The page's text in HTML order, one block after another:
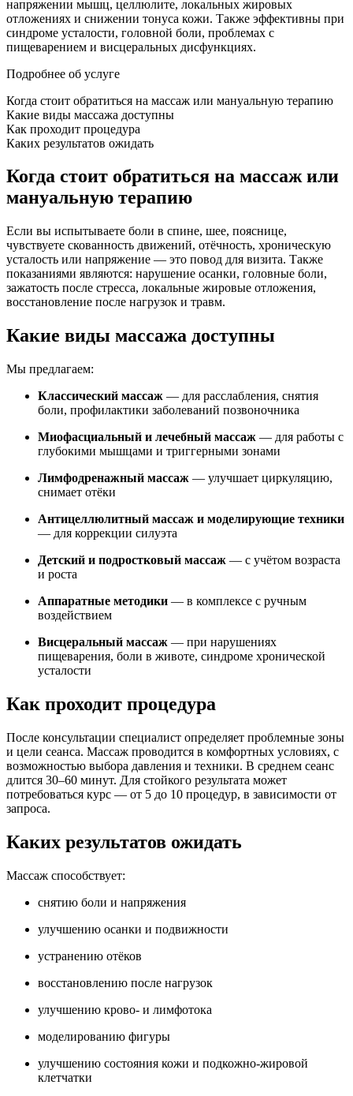
напряжении мышц, целлюлите, локальных жировых
отложениях и снижении тонуса кожи. Также эффективны при
синдроме усталости, головной боли, проблемах с
пищеварением и висцеральных дисфункциях.
Подробнее об услуге
Когда стоит обратиться на массаж или мануальную терапию
Какие виды массажа доступны
Как проходит процедура
Каких результатов ожидать
Когда стоит обратиться на массаж или
мануальную терапию
Если вы испытываете боли в спине, шее, пояснице,
чувствуете скованность движений, отёчность, хроническую
усталость или напряжение — это повод для визита. Также
показаниями являются: нарушение осанки, головные боли,
зажатость после стресса, локальные жировые отложения,
восстановление после нагрузок и травм.
Какие виды массажа доступны
Мы предлагаем:
Классический массаж — для расслабления, снятия
боли, профилактики заболеваний позвоночника
Миофасциальный и лечебный массаж — для работы с
глубокими мышцами и триггерными зонами
Лимфодренажный массаж — улучшает циркуляцию,
снимает отёки
Антицеллюлитный массаж и моделирующие техники
— для коррекции силуэта
Детский и подростковый массаж — с учётом возраста
и роста
Аппаратные методики — в комплексе с ручным
воздействием
Висцеральный массаж — при нарушениях
пищеварения, боли в животе, синдроме хронической
усталости
Как проходит процедура
После консультации специалист определяет проблемные зоны
и цели сеанса. Массаж проводится в комфортных условиях, с
возможностью выбора давления и техники. В среднем сеанс
длится 30–60 минут. Для стойкого результата может
потребоваться курс — от 5 до 10 процедур, в зависимости от
запроса.
Каких результатов ожидать
Массаж способствует:
снятию боли и напряжения
улучшению осанки и подвижности
устранению отёков
восстановлению после нагрузок
улучшению крово- и лимфотока
моделированию фигуры
улучшению состояния кожи и подкожно-жировой
клетчатки